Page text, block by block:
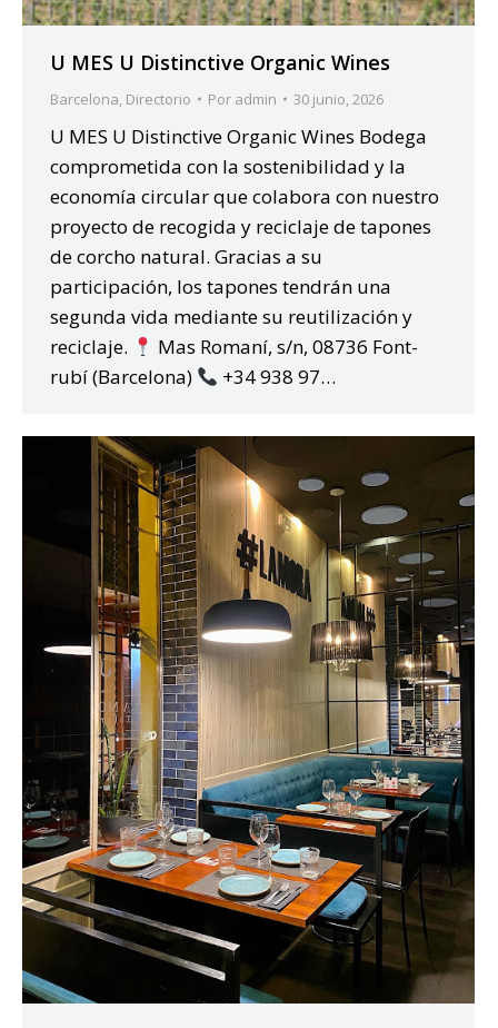
U MES U Distinctive Organic Wines
Barcelona, Directorio Por admin 30 junio, 2026
U MES U Distinctive Organic Wines Bodega
comprometida con la sostenibilidad y la
economía circular que colabora con nuestro
proyecto de recogida y reciclaje de tapones
de corcho natural. Gracias a su
participación, los tapones tendrán una
segunda vida mediante su reutilización y
reciclaje.
Mas Romaní, s/n, 08736 Font-
rubí (Barcelona)
+34 938 97…